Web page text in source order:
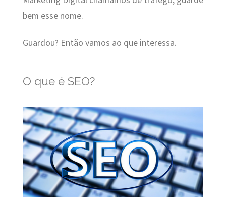
bem esse nome.
Guardou? Então vamos ao que interessa.
O que é SEO?